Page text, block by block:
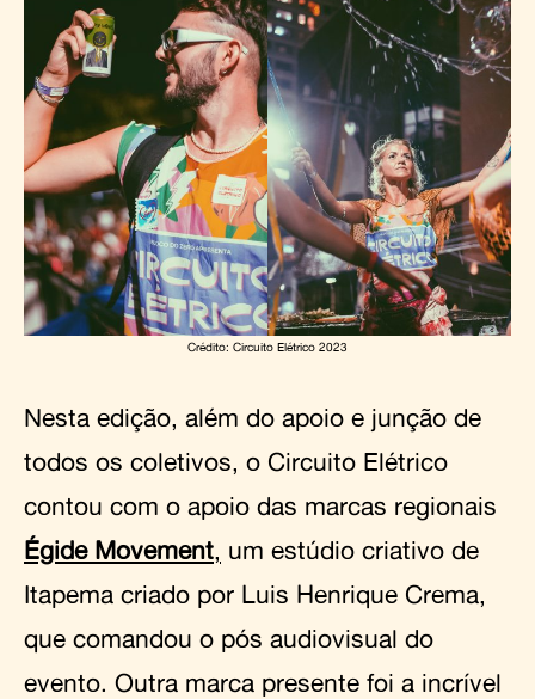
Crédito: Circuito Elétrico 2023
Nesta edição, além do apoio e junção de
todos os coletivos, o Circuito Elétrico
contou com o apoio das marcas regionais
Égide Movement, um estúdio criativo de
Itapema criado por Luis Henrique Crema,
que comandou o pós audiovisual do
evento. Outra marca presente foi a incrível